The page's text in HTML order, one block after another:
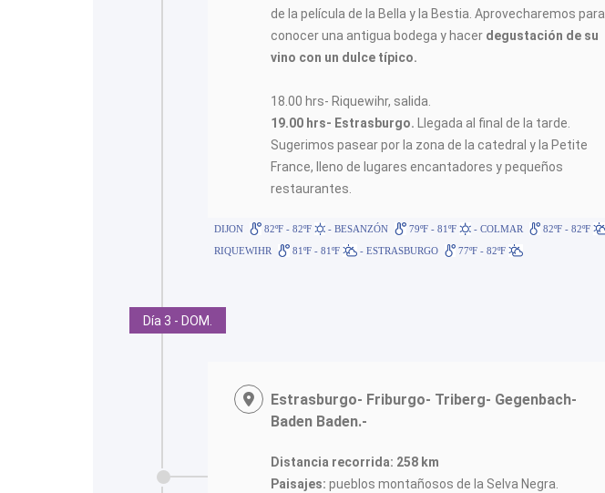
de la película de la Bella y la Bestia. Aprovecharemos para
conocer una antigua bodega y hacer degustación de su
vino con un dulce típico.
18.00 hrs- Riquewihr, salida.
19.00 hrs- Estrasburgo. Llegada al final de la tarde.
Sugerimos pasear por la zona de la catedral y la Petite
France, lleno de lugares encantadores y pequeños
restaurantes.
DIJON 82ºF - 82ºF - BESANZÓN 79ºF - 81ºF - COLMAR 82ºF - 82ºF
RIQUEWIHR
81ºF - 81ºF - ESTRASBURGO 77ºF - 82ºF
Día 3 - DOM.
Estrasburgo- Friburgo- Triberg- Gegenbach-
Baden Baden.-
Distancia recorrida: 258 km
Paisajes: pueblos montañosos de la Selva Negra.